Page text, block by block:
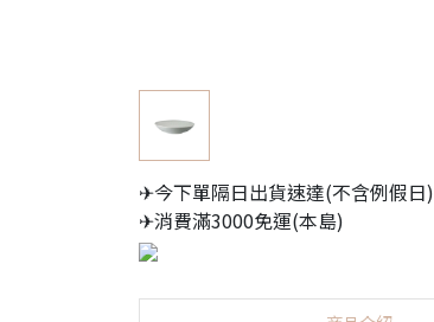
✈今下單隔日出貨速達(不含例假日)
✈消費滿3000免運(本島)